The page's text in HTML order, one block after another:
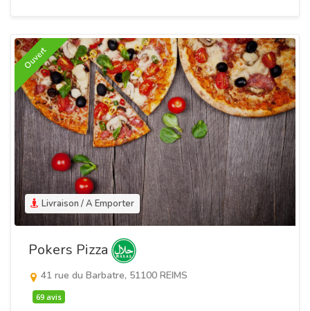
Livraison / A Emporter
Ouvert
Pokers Pizza
41 rue du Barbatre, 51100 REIMS
69 avis